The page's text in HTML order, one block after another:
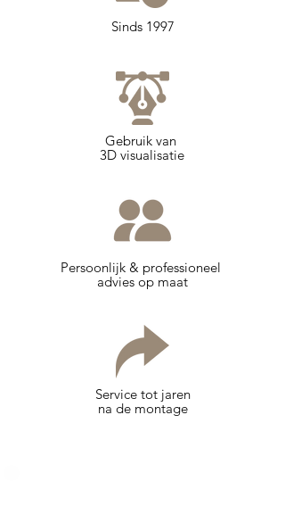
Sinds 1997
Gebruik van
3D visualisatie
Persoonlijk & professioneel
advies op maat
Service tot jaren
na de montage